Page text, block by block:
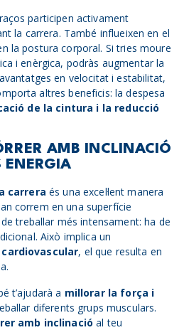
participen activament
la carrera. També influeixen en el
la postura corporal. Si tries moure
i enèrgica, podràs augmentar la
en velocitat i estabilitat,
altres beneficis: la despesa
de la cintura i la reducció
AMB INCLINACIÓ
ENERGIA
carrera és una excel·lent manera
correm en una superfície
treballar més intensament: ha de
Això implica un
, el que resulta en
t’ajudarà a millorar la força i
diferents grups musculars.
amb inclinació al teu